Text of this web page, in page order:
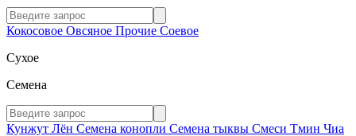
Кокосовое Овсяное Прочие Соевое
Сухое
Семена
Кунжут Лён Семена конопли Семена тыквы Смеси Тмин Чиа